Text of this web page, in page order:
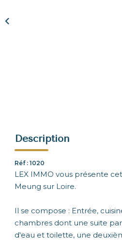
Description
Réf : 1020
LEX IMMO vous présente
Meung sur Loire.
Il se compose : Entrée,
chambres dont une suite
d'eau et toilette, une